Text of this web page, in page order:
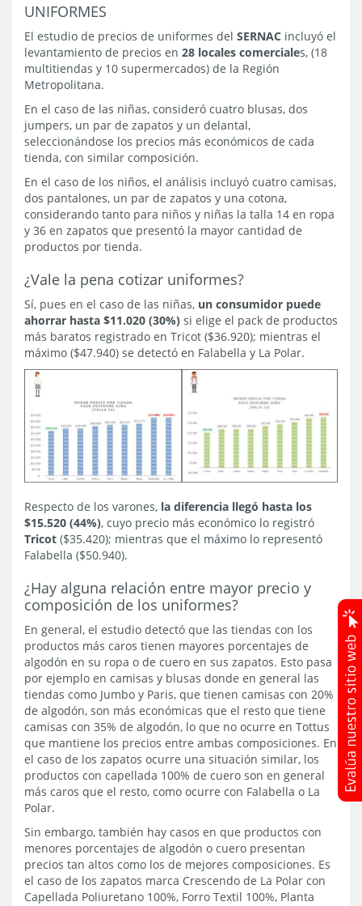
UNIFORMES
El estudio de precios de uniformes del SERNAC incluyó el
levantamiento de precios en 28 locales comerciales, (18
multitiendas y 10 supermercados) de la Región
Metropolitana.
En el caso de las niñas, consideró cuatro blusas, dos
jumpers, un par de zapatos y un delantal,
seleccionándose los precios más económicos de cada
tienda, con similar composición.
En el caso de los niños, el análisis incluyó cuatro camisas,
dos pantalones, un par de zapatos y una cotona,
considerando tanto para niños y niñas la talla 14 en ropa
y 36 en zapatos que presentó la mayor cantidad de
productos por tienda.
¿Vale la pena cotizar uniformes?
Sí, pues en el caso de las niñas, un consumidor puede
ahorrar hasta $11.020 (30%) si elige el pack de productos
más baratos registrado en Tricot ($36.920); mientras el
máximo ($47.940) se detectó en Falabella y La Polar.
Respecto de los varones, la diferencia llegó hasta los
$15.520 (44%), cuyo precio más económico lo registró
Tricot ($35.420); mientras que el máximo lo representó
Falabella ($50.940).
¿Hay alguna relación entre mayor precio y
composición de los uniformes?
En general, el estudio detectó que las tiendas con los
productos más caros tienen mayores porcentajes de
algodón en su ropa o de cuero en sus zapatos. Esto pasa
por ejemplo en camisas y blusas donde en general las
tiendas como Jumbo y Paris, que tienen camisas con 20%
de algodón, son más económicas que el resto que tiene
camisas con 35% de algodón, lo que no ocurre en Tottus
que mantiene los precios entre ambas composiciones. En
el caso de los zapatos ocurre una situación similar, los
productos con capellada 100% de cuero son en general
más caros que el resto, como ocurre con Falabella o La
Polar.
Sin embargo, también hay casos en que productos con
menores porcentajes de algodón o cuero presentan
precios tan altos como los de mejores composiciones. Es
el caso de los zapatos marca Crescendo de La Polar con
Capellada Poliuretano 100%, Forro Textil 100%, Planta